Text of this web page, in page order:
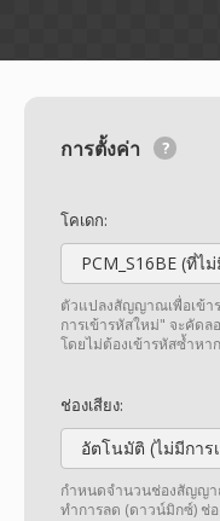
การตั้งค่า
โคเดก:
PCM_S16BE (ที่
ตัวแปลงสัญญาณเพื่อเข้า
การเข้ารหัสใหม่" จะคัดล
โดยไม่ต้องเข้ารหัสซ้ำหา
ช่องเสียง:
อัตโนมัติ (ไม่มีการ
กำหนดจำนวนช่องสัญญา
ทำการลด (ดาวน์มิกซ์) ช่